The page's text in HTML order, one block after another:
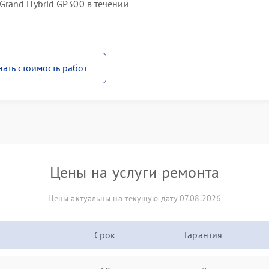
Hybrid GP300 в течении
стоимость работ
Цены на услуги ремонта
Цены актуальны на текущую дату 07.08.2026
Срок Гарантия